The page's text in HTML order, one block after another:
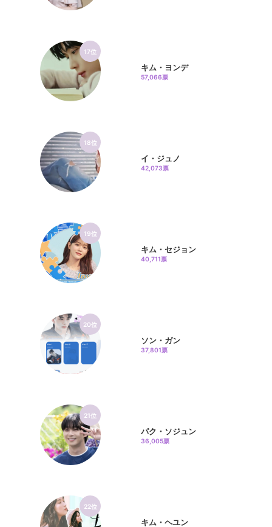
17位
キム・ヨンデ
57,066票
18位
イ・ジュノ
42,073票
19位
キム・セジョン
40,711票
20位
ソン・ガン
37,801票
21位
パク・ソジュン
36,005票
22位
キム・ヘユン